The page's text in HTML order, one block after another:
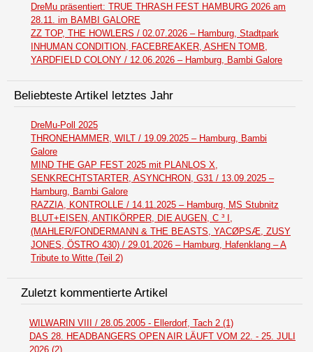
DreMu präsentiert: TRUE THRASH FEST HAMBURG 2026 am
28.11. im BAMBI GALORE
ZZ TOP, THE HOWLERS / 02.07.2026 – Hamburg, Stadtpark
INHUMAN CONDITION, FACEBREAKER, ASHEN TOMB,
YARDFIELD COLONY / 12.06.2026 – Hamburg, Bambi Galore
Beliebteste Artikel letztes Jahr
DreMu-Poll 2025
THRONEHAMMER, WILT / 19.09.2025 – Hamburg, Bambi
Galore
MIND THE GAP FEST 2025 mit PLANLOS X,
SENKRECHTSTARTER, ASYNCHRON, G31 / 13.09.2025 –
Hamburg, Bambi Galore
RAZZIA, KONTROLLE / 14.11.2025 – Hamburg, MS Stubnitz
BLUT+EISEN, ANTIKÖRPER, DIE AUGEN, C ³ I,
(MAHLER/FONDERMANN & THE BEASTS, YACØPSÆ, ZUSY
JONES, ÖSTRO 430) / 29.01.2026 – Hamburg, Hafenklang – A
Tribute to Witte (Teil 2)
Zuletzt kommentierte Artikel
WILWARIN VIII / 28.05.2005 - Ellerdorf, Tach 2 (1)
DAS 28. HEADBANGERS OPEN AIR LÄUFT VOM 22. - 25. JULI
2026 (2)